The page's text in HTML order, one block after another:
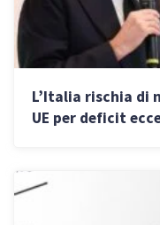
L’Italia rischia di
UE per deficit